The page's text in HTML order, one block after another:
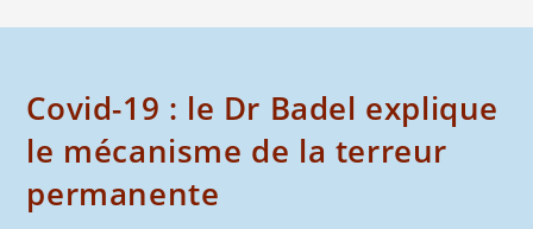
Covid-19 : le Dr Badel explique
le mécanisme de la terreur
permanente